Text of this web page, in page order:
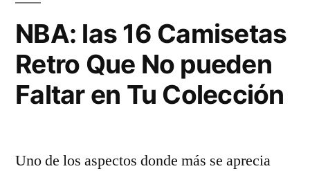
NBA: las 16 Camisetas
Retro Que No pueden
Faltar en Tu Colección
Uno de los aspectos donde más se aprecia